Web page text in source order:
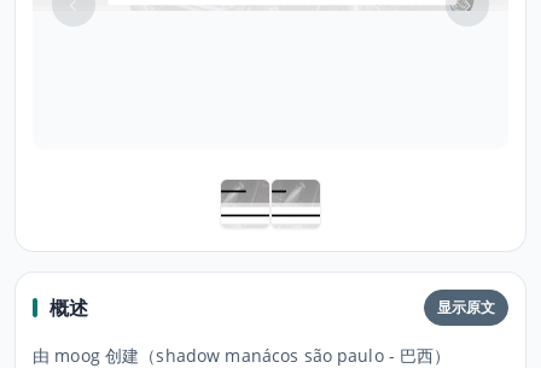
概述 显示原文
由 moog 创建（shadow manácos são paulo - 巴西）